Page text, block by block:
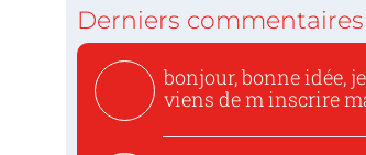
Derniers commentaires
bonjour, bonne idée, je
viens de m inscrire